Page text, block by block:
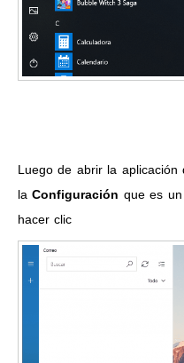
Luego de abrir la aplicación
laConfiguración que es
hacer clic